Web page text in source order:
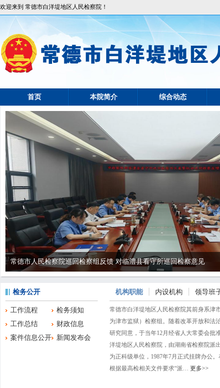
欢迎来到 常德市白洋堤地区人民检察院！
首页 本院简介 综合动态
常德市人民检察院巡回检察组反馈 对临澧县看守所巡回检察意见
检务公开
工作流程
检务须知
工作总结
财政信息
案件信息公开
新闻发布会
机构职能 内设机构 领导班
常德市白洋堤地区人民检察院其前身系津
为津市监狱）检察组。随着改革开放和法
研究同意，于当年12月经省人大常委会批
洋堤地区人民检察院，由湖南省检察院派
为正科级单位，1987年7月正式挂牌办公
根据最高检相关文件要求“派… 更多>>